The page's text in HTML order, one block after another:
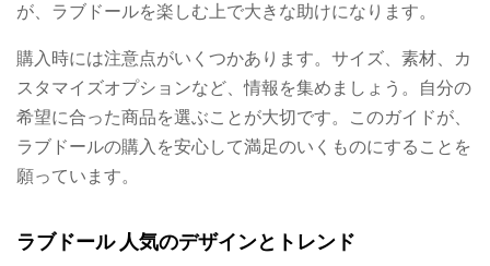
が、ラブドールを楽しむ上で大きな助けになります。
購入時には注意点がいくつかあります。サイズ、素材、カ
スタマイズオプションなど、情報を集めましょう。自分の
希望に合った商品を選ぶことが大切です。このガイドが、
ラブドールの購入を安心して満足のいくものにすることを
願っています。
ラブドール 人気のデザインとトレンド